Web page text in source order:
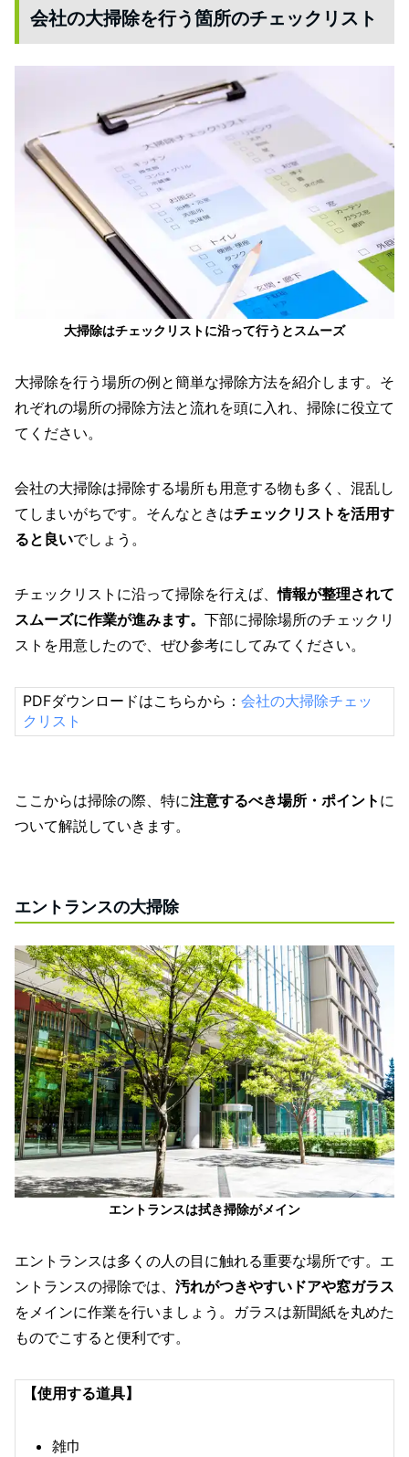
会社の大掃除を行う箇所のチェックリスト
大掃除はチェックリストに沿って行うとスムーズ
大掃除を行う場所の例と簡単な掃除方法を紹介します。そ
れぞれの場所の掃除方法と流れを頭に入れ、掃除に役立て
てください。
会社の大掃除は掃除する場所も用意する物も多く、混乱し
てしまいがちです。そんなときはチェックリストを活用す
ると良いでしょう。
チェックリストに沿って掃除を行えば、情報が整理されて
スムーズに作業が進みます。 下部に掃除場所のチェックリ
ストを用意したので、ぜひ参考にしてみてください。
PDFダウンロードはこちらから： 会社の大掃除チェッ
クリスト
ここからは掃除の際、特に注意するべき場所・ポイント に
ついて解説していきます。
エントランスの大掃除
エントランスは拭き掃除がメイン
エントランスは多くの人の目に触れる重要な場所です。エ
ントランスの掃除では、 汚れがつきやすいドアや窓ガラス
をメインに作業を行いましょう。ガラスは新聞紙を丸めた
ものでこすると便利です。
【使用する道具】
雑巾